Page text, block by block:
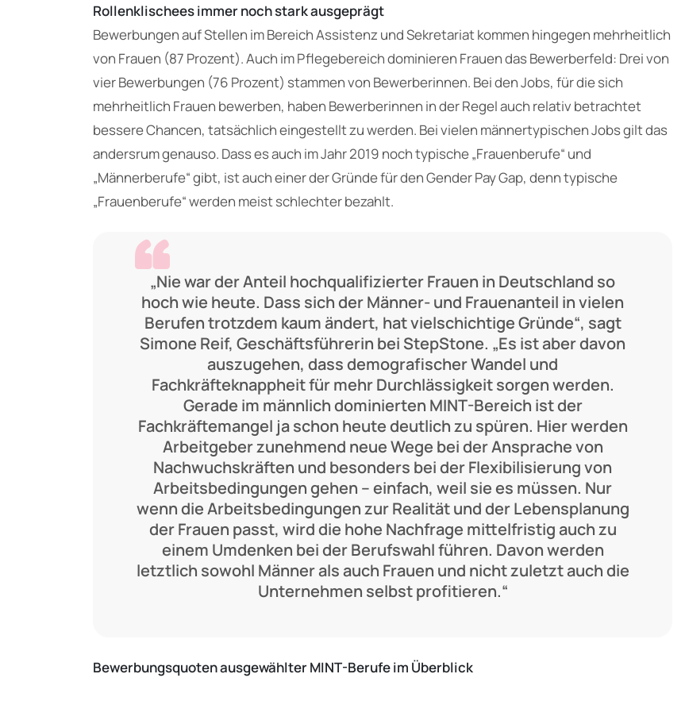
Rollenklischees immer noch stark ausgeprägt
Bewerbungen auf Stellen im Bereich Assistenz und Sekretariat kommen hingegen mehrheitlich
von Frauen (87 Prozent). Auch im Pflegebereich dominieren Frauen das Bewerberfeld: Drei von
vier Bewerbungen (76 Prozent) stammen von Bewerberinnen. Bei den Jobs, für die sich
mehrheitlich Frauen bewerben, haben Bewerberinnen in der Regel auch relativ betrachtet
bessere Chancen, tatsächlich eingestellt zu werden. Bei vielen männertypischen Jobs gilt das
andersrum genauso. Dass es auch im Jahr 2019 noch typische „Frauenberufe“ und
„Männerberufe“ gibt, ist auch einer der Gründe für den Gender Pay Gap, denn typische
„Frauenberufe“ werden meist schlechter bezahlt.
„Nie war der Anteil hochqualifizierter Frauen in Deutschland so
hoch wie heute. Dass sich der Männer- und Frauenanteil in vielen
Berufen trotzdem kaum ändert, hat vielschichtige Gründe“, sagt
Simone Reif, Geschäftsführerin bei StepStone. „Es ist aber davon
auszugehen, dass demografischer Wandel und
Fachkräfteknappheit für mehr Durchlässigkeit sorgen werden.
Gerade im männlich dominierten MINT-Bereich ist der
Fachkräftemangel ja schon heute deutlich zu spüren. Hier werden
Arbeitgeber zunehmend neue Wege bei der Ansprache von
Nachwuchskräften und besonders bei der Flexibilisierung von
Arbeitsbedingungen gehen – einfach, weil sie es müssen. Nur
wenn die Arbeitsbedingungen zur Realität und der Lebensplanung
der Frauen passt, wird die hohe Nachfrage mittelfristig auch zu
einem Umdenken bei der Berufswahl führen. Davon werden
letztlich sowohl Männer als auch Frauen und nicht zuletzt auch die
Unternehmen selbst profitieren.“
Bewerbungsquoten ausgewählter MINT-Berufe im Überblick